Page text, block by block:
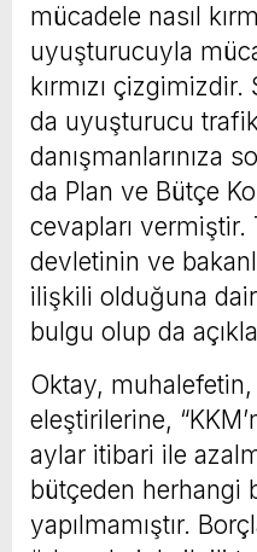
mücadele nasıl
uyuşturucuyla
kırmızı
da uyuşturucu
danışmanlarınıza
da Plan ve Bütçe
cevapları
devletinin ve
ilişkili olduğuna
bulgu olup da
Oktay,
eleştirilerine,
aylar itibari ile
bütçeden herhangi
yapılmamıştır.